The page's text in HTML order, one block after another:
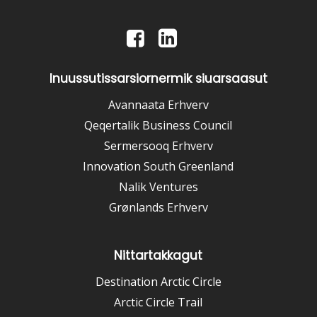
Inuussutissarsiornermik siuarsaasut
Avannaata Erhverv
Qeqertalik Business Council
Sermersooq Erhverv
Innovation South Greenland
Nalik Ventures
Grønlands Erhverv
Nittartakkagut
Destination Arctic Circle
Arctic Circle Trail